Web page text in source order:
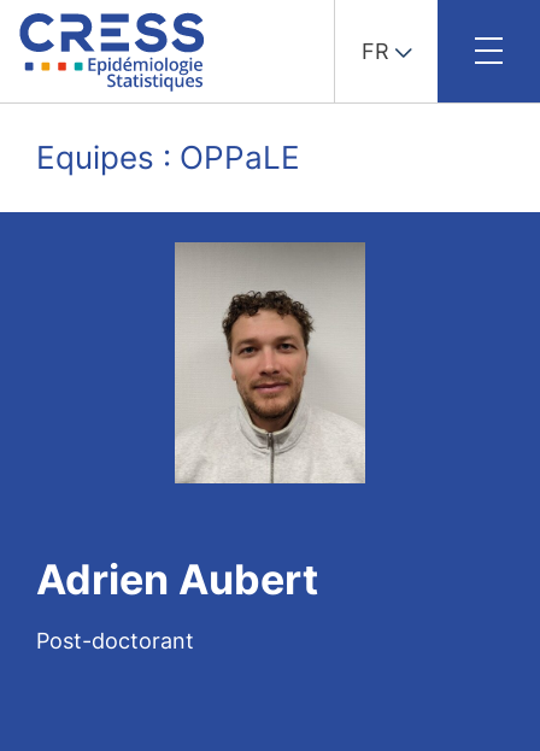
content
FR
Equipes : OPPaLE
Adrien Aubert
Post-doctorant